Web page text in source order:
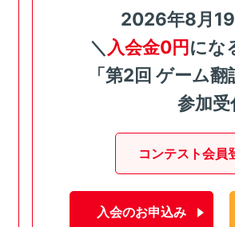
2026年8月
＼ 入会金0円にな
「第2回 ゲーム
参加受
コンテスト会員
入会のお申込み